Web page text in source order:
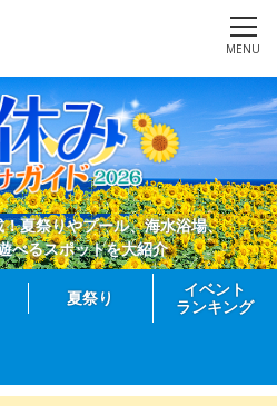
MENU
夏祭りやプール、海水浴場、
べるスポットを大紹介
夏祭り
イベント
ランキング